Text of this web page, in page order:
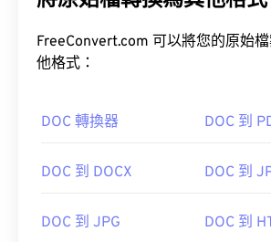
FreeConvert.com 可以將您的原始
他格式：
DOC 轉換器 DOC 到
DOC 到 DOCX DOC 到
DOC 到 JPG DOC 到